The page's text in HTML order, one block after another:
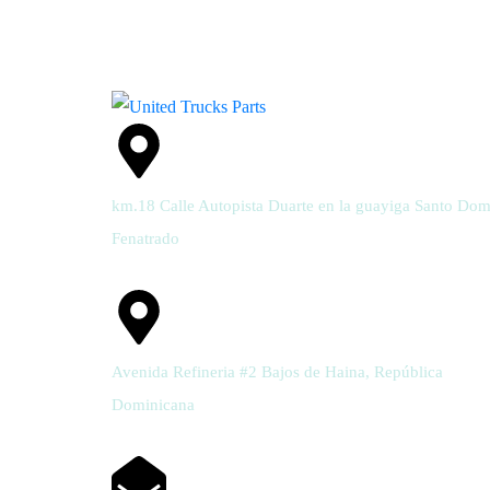
km.18 Calle Autopista Duarte en la guayiga Santo
Fenatrado
Avenida Refineria #2 Bajos de Haina, República
Dominicana